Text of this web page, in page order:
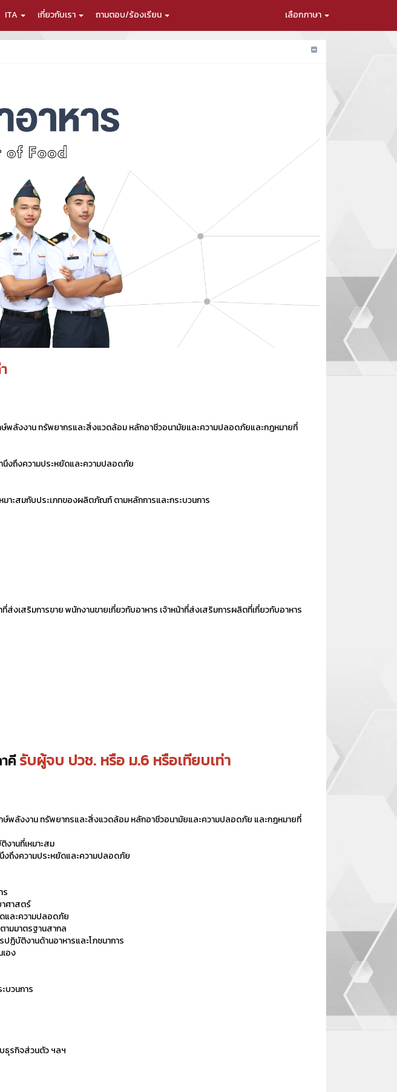
ITA เกี่ยวกับเรา ถามตอบ/ร้องเรียน เลือกภาษา
พลังงาน ทรัพยากรและสิ่งแวดล้อม หลักอาชีวอนามัยและความปลอดภัยและกฎหมายที่
นึงถึงความประหยัดและความปลอดภัย
าะสมกับประเภทของผลิตภัณฑ์ ตามหลักการและกระบวนการ
ส่งเสริมการขาย พนักงานขายเกี่ยวกับอาหาร เจ้าหน้าที่ส่งเสริมการผลิตที่เกี่ยวกับอาหาร
คีรับผู้จบ ปวช. หรือ ม.6 หรือเทียบเท่า
ษ์พลังงาน ทรัพยากรและสิ่งแวดล้อม หลักอาชีวอนามัยและความปลอดภัย และกฎหมายที่
านที่เหมาะสม
งถึงความประหยัดและความปลอดภัย
ร
ศาสตร์
และความปลอดภัย
ามมาตรฐานสากล
ฏิบัติงานด้านอาหารและโภชนาการ
อง
บวนการ
ธุรกิจส่วนตัว ฯลฯ